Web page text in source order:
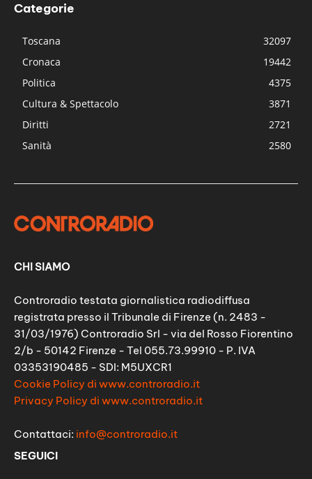
Categorie
Toscana
32097
Cronaca
19442
Politica
4375
Cultura & Spettacolo
3871
Diritti
2721
Sanità
2580
CHI SIAMO
Controradio testata giornalistica radiodiffusa
registrata presso il Tribunale di Firenze (n. 2483 -
31/03/1976) Controradio Srl - via del Rosso Fiorentino
2/b - 50142 Firenze - Tel 055.73.99910 - P. IVA
03353190485 - SDI: M5UXCR1
Cookie Policy di www.controradio.it
Privacy Policy di www.controradio.it
Contattaci: info@controradio.it
SEGUICI